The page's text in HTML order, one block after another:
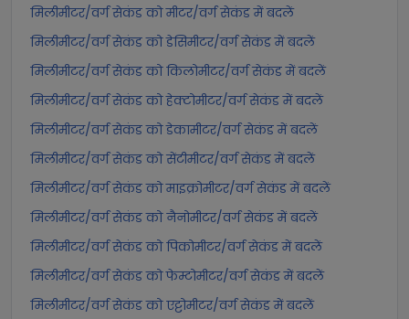
मिलीमीटर/वर्ग सेकंड को मीटर/वर्ग सेकंड में बदलें
मिलीमीटर/वर्ग सेकंड को डेसिमीटर/वर्ग सेकंड में बदलें
मिलीमीटर/वर्ग सेकंड को किलोमीटर/वर्ग सेकंड में बदलें
मिलीमीटर/वर्ग सेकंड को हेक्टोमीटर/वर्ग सेकंड में बदलें
मिलीमीटर/वर्ग सेकंड को डेकामीटर/वर्ग सेकंड में बदलें
मिलीमीटर/वर्ग सेकंड को सेंटीमीटर/वर्ग सेकंड में बदलें
मिलीमीटर/वर्ग सेकंड को माइक्रोमीटर/वर्ग सेकंड में बदलें
मिलीमीटर/वर्ग सेकंड को नैनोमीटर/वर्ग सेकंड में बदलें
मिलीमीटर/वर्ग सेकंड को पिकोमीटर/वर्ग सेकंड में बदलें
मिलीमीटर/वर्ग सेकंड को फेम्टोमीटर/वर्ग सेकंड में बदलें
मिलीमीटर/वर्ग सेकंड को एट्टोमीटर/वर्ग सेकंड में बदलें